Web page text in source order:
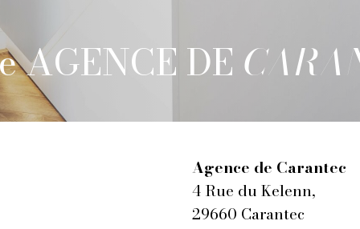
AGENCE DE
Agence de Carantec
4 Rue du Kelenn,
29660 Carantec